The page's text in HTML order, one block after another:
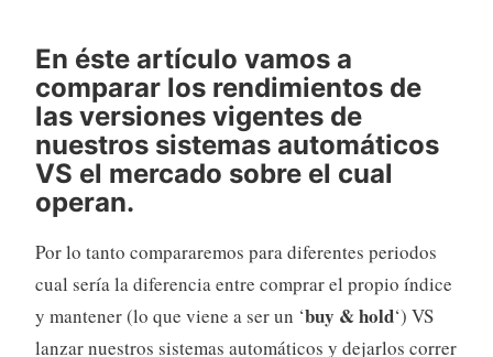
n
g
En éste artículo vamos a
comparar los rendimientos de
las versiones vigentes de
nuestros sistemas automáticos
VS el mercado sobre el cual
operan.
Por lo tanto compararemos para diferentes periodos
cual sería la diferencia entre comprar el propio índice
y mantener (lo que viene a ser un ‘buy & hold‘) VS
lanzar nuestros sistemas automáticos y dejarlos correr